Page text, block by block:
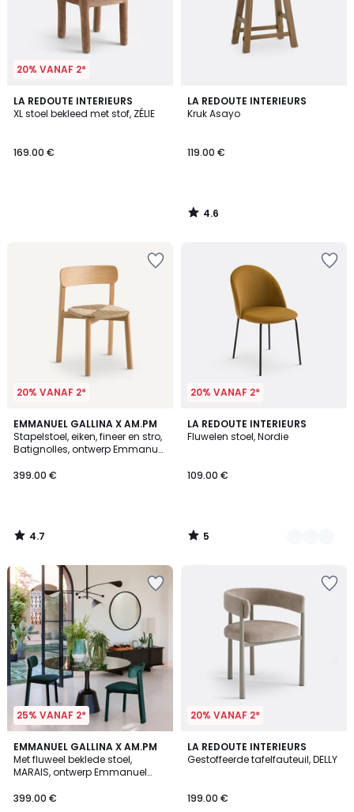
20% VANAF 2*
LA REDOUTE INTERIEURS
XL stoel bekleed met stof, ZÉLIE
169.00 €
LA REDOUTE INTERIEURS
Kruk Asayo
119.00 €
4.6
/ 5
4.6
/
20% VANAF 2*
EMMANUEL GALLINA X AM.PM
Stapelstoel, eiken, fineer en stro,
Batignolles, ontwerp Emmanuel
399.00 €
4.7
/ 5
4.7
/
20% VANAF 2*
LA REDOUTE INTERIEURS
Fluwelen stoel, Nordie
109.00 €
5
/
2
Kleuren
5
/
25% VANAF 2*
EMMANUEL GALLINA X AM.PM
Met fluweel beklede stoel,
MARAIS, ontwerp Emmanuel
399.00 €
5
/
5
2
Kleuren
20% VANAF 2*
LA REDOUTE INTERIEURS
Gestoffeerde tafelfauteuil, DELLY
199.00 €